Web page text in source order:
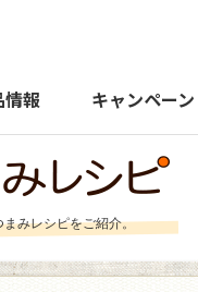
情報 キャンペーン
みレシピをご紹介。